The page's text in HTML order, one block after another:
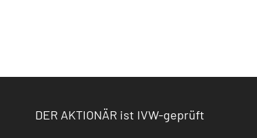
DER AKTIONÄR ist IVW-geprüft